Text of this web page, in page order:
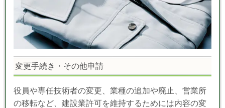
変更手続き・その他申請
役員や専任技術者の変更、業種の追加や廃止、営業所
の移転など、建設業許可を維持するためには内容の変